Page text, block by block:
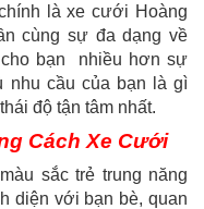
là xe cưới Hoàng
cùng sự đa dạng về
cho bạn nhiều hơn sự
nhu cầu của bạn là gì
độ tận tâm nhất.
Cách Xe Cưới
sắc trẻ trung năng
diện với bạn bè, quan